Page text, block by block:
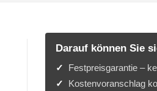
Darauf können Sie
Festpreisgarantie –
Kostenvoranschlag